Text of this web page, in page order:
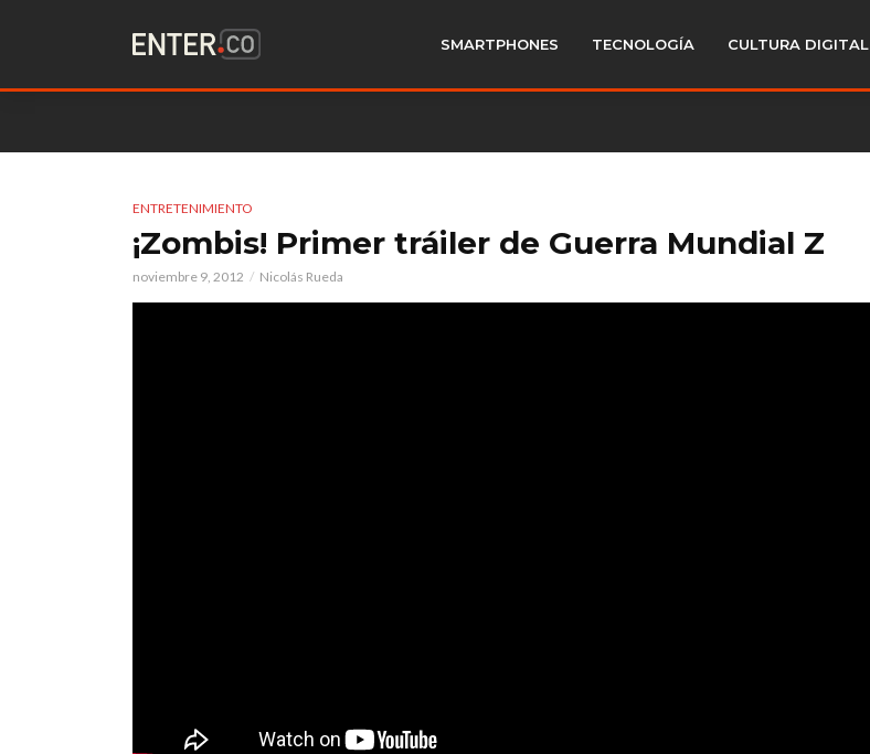
SMARTPHONES TECNOLOGÍA CULTURA DIGITAL
ENTRETENIMIENTO
¡Zombis! Primer tráiler de Guerra Mundial Z
noviembre 9, 2012 Nicolás Rueda